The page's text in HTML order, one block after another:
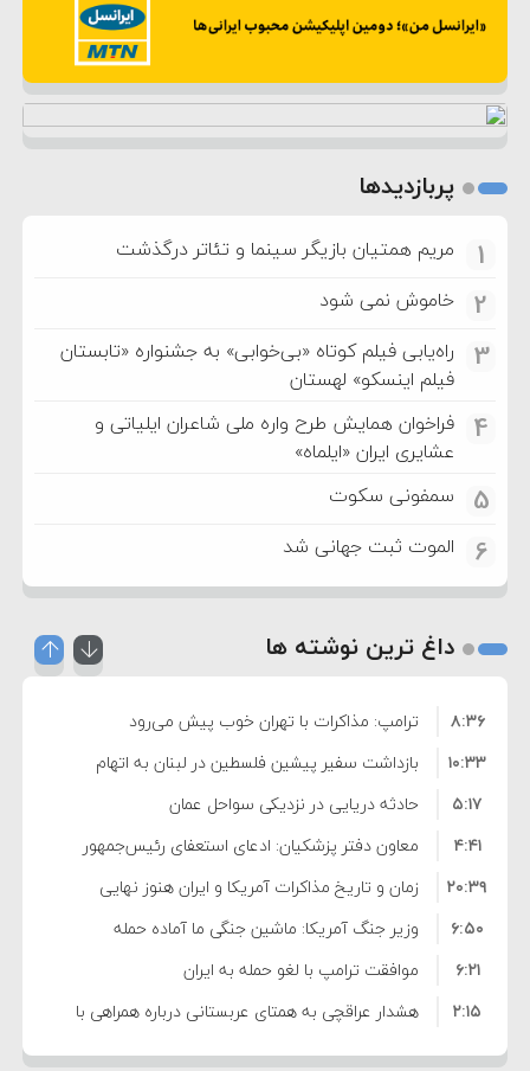
پربازدیدها
1 مریم همتیان بازیگر سینما و تئاتر درگذشت
2 خاموش نمی شود
3
راه‌یابی فیلم کوتاه «بی‌خوابی» به جشنواره «تابستان
فیلم اینسکو» لهستان
4
فراخوان همایش طرح واره ملی شاعران ایلیاتی و
عشایری ایران «ایلماه»
5 سمفونی سکوت
6 الموت ثبت جهانی شد
داغ ترین نوشته ها
ترامپ: مذاکرات با تهران خوب پیش می‌رود
۸:۳۶
بازداشت سفیر پیشین فلسطین در لبنان به اتهام
فساد و اختلاس اموال
۱۰:۳۳
حادثه دریایی در نزدیکی سواحل عمان
۵:۱۷
معاون دفتر پزشکیان: ادعای استعفای رئیس‌جمهور
واهی و کذب محض است
۴:۴۱
زمان و تاریخ مذاکرات آمریکا و ایران هنوز نهایی
نشده است
۲۰:۳۹
وزیر جنگ آمریکا: ماشین جنگی ما آماده حمله
نظامی علیه ایران است
۶:۵۰
موافقت ترامپ با لغو حمله به ایران
۶:۲۱
هشدار عراقچی به همتای عربستانی درباره همراهی با
آمریکا
۲:۱۵
مقام ارشد امنیتی: برنامه گسترده‌ای برای پاسخ به
۷:۱۰